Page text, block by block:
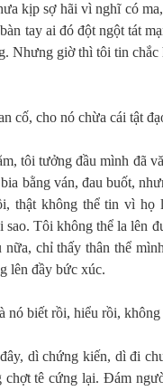
kịp sợ hãi vì nghĩ có
tay ai đó đột ngột tát
Nhưng giờ thì tôi tin
cố, cho nó chừa cái tật
tôi tưởng đầu mình đã
bằng ván, đau buốt,
thật không thể tin vì họ
Tôi không thể la lên
chỉ thấy thân thể
lên đầy bức xúc.
biết rồi, hiểu rồi, không
dì chứng kiến, dì đi
tê cứng lại. Đám